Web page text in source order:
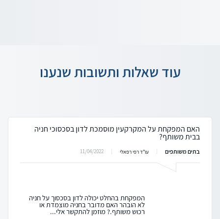
עוד שאלות ותשובות שנענו
האם המפקחת על המקרקעין מוסמכת לדון בסכסוכי חניה
בבית משותף?
בתים משותפים עו"ד רפי רפאלי 11/04/2022
המפקחת בהחלט יכולה לדון בסכסוך על חניה
לא הובהר האם מדובר בחניה מוצמדת או
רכוש משותף.? מוזמן להתקשר אלי...